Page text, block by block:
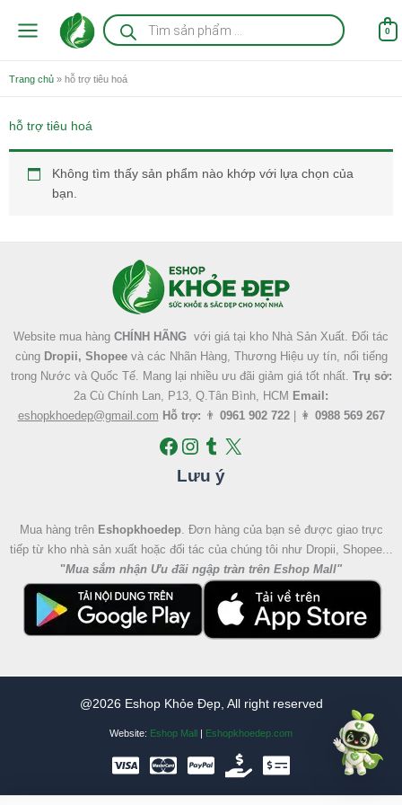
Tìm
kiếm
sản
0
Trang chủ » hỗ trợ tiêu hoá
hỗ trợ tiêu hoá
Không tìm thấy sản phẩm nào khớp với lựa chọn của
bạn.
Website mua hàng CHÍNH HÃNG với giá tại kho Nhà Sản Xuất. Đối tác
cùng Dropii, Shopeevà các Nhãn Hàng, Thương Hiệu uy tín, nổi tiếng
trong Nước và Quốc Tế. Mang lại nhiều ưu đãi giảm giá tốt nhất. Trụ sở:
2a Cù Chính Lan, P13, Q.Tân Bình, HCM Email:
eshopkhoedep@gmail.com Hỗ trợ: 👨 0961 902 722| 👩 0988 569 267
Lưu ý
Mua hàng trên Eshopkhoedep. Đơn hàng của bạn sẻ được giao trực
tiếp từ kho nhà sản xuất hoặc đối tác của chúng tôi như Dropii, Shopee...
"Mua sắm nhận Ưu đãi ngập tràn trên Eshop Mall"
@2026 Eshop Khỏe Đẹp, All right reserved
Website: Eshop Mall | Eshopkhoedep.com